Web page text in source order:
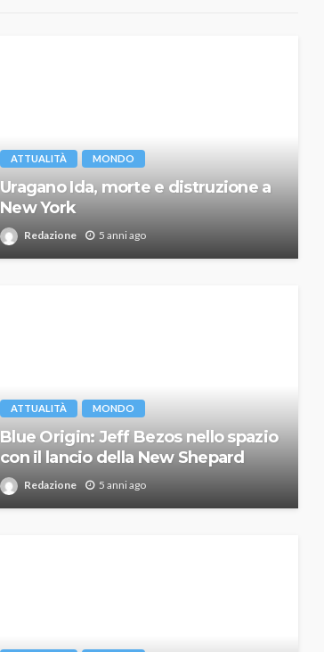
ATTUALITÀ MONDO
Uragano Ida, morte e distruzione a
New York
Redazione 5 anni ago
ATTUALITÀ MONDO
Blue Origin: Jeff Bezos nello spazio
con il lancio della New Shepard
Redazione 5 anni ago